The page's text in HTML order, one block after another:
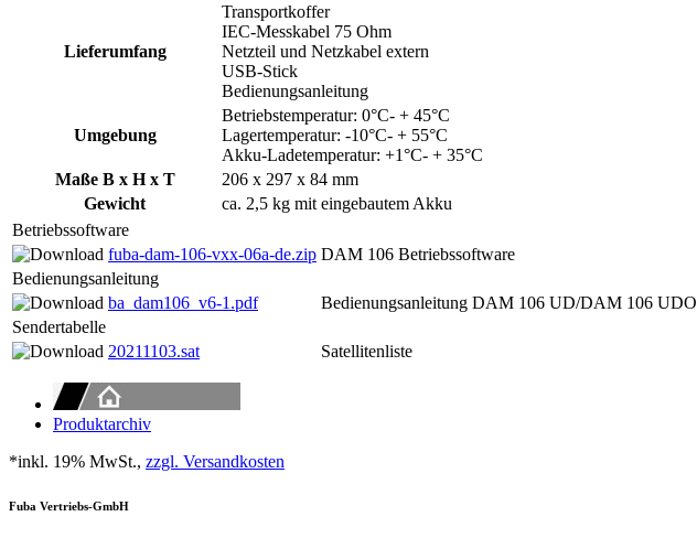
Lieferumfang
Transportkoffer
IEC-Messkabel 75 Ohm
Netzteil und Netzkabel extern
USB-Stick
Bedienungsanleitung
Umgebung
Betriebstemperatur: 0°C- + 45°C
Lagertemperatur: -10°C- + 55°C
Akku-Ladetemperatur: +1°C- + 35°C
Maße B x H x T
206 x 297 x 84 mm
Gewicht
ca. 2,5 kg mit eingebautem Akku
Betriebssoftware
fuba-dam-106-vxx-06a-de.zip DAM 106 Betriebssoftware
Bedienungsanleitung
ba_dam106_v6-1.pdf
Bedienungsanleitung DAM 106 UD/DAM 106 UDO
Sendertabelle
20211103.sat
Satellitenliste
Produktarchiv
*inkl. 19% MwSt., zzgl. Versandkosten
Fuba Vertriebs-GmbH